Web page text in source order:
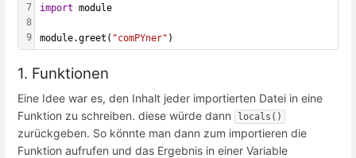
7
8
9
import module
module.greet( "comPYner" )
1. Funktionen
Eine Idee war es, den Inhalt jeder importierten Datei in eine
Funktion zu schreiben. diese würde dann
locals()
zurückgeben. So könnte man dann zum importieren die
Funktion aufrufen und das Ergebnis in einer Variable